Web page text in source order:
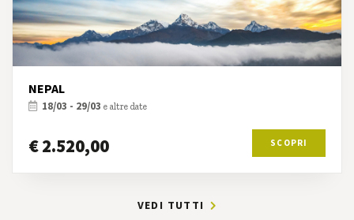
NEPAL
18/03 - 29/03 e altre date
€ 2.520,00 SCOPRI
VEDI TUTTI